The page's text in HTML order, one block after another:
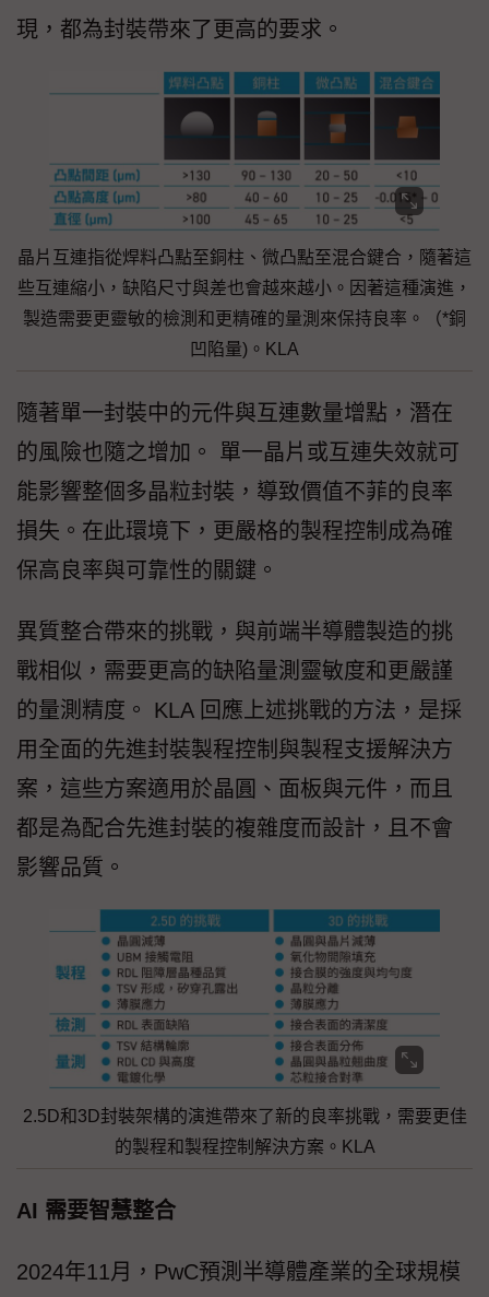
現，都為封裝帶來了更高的要求。
晶片互連指從焊料凸點至銅柱、微凸點至混合鍵合，隨著這
些互連縮小，缺陷尺寸與差也會越來越小。因著這種演進，
製造需要更靈敏的檢測和更精確的量測來保持良率。（*銅
凹陷量)。KLA
隨著單一封裝中的元件與互連數量增點，潛在
的風險也隨之增加。 單一晶片或互連失效就可
能影響整個多晶粒封裝，導致價值不菲的良率
損失。在此環境下，更嚴格的製程控制成為確
保高良率與可靠性的關鍵。
異質整合帶來的挑戰，與前端半導體製造的挑
戰相似，需要更高的缺陷量測靈敏度和更嚴謹
的量測精度。 KLA 回應上述挑戰的方法，是採
用全面的先進封裝製程控制與製程支援解決方
案，這些方案適用於晶圓、面板與元件，而且
都是為配合先進封裝的複雜度而設計，且不會
影響品質。
2.5D和3D封裝架構的演進帶來了新的良率挑戰，需要更佳
的製程和製程控制解決方案。KLA
AI 需要智慧整合
2024年11月，PwC預測半導體產業的全球規模